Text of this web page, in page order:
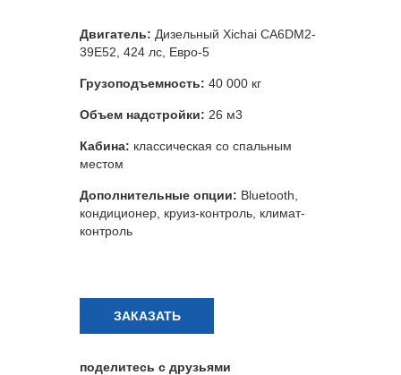
Двигатель: Дизельный Хichai CA6DM2-
39E52, 424 лс, Евро-5
Грузоподъемность: 40 000 кг
Объем надстройки: 26 м3
Кабина: классическая со спальным
местом
Дополнительные опции: Bluetooth,
кондиционер, круиз-контроль, климат-
контроль
ЗАКАЗАТЬ
поделитесь с друзьями